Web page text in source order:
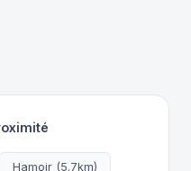
Hamoir (5.7km)